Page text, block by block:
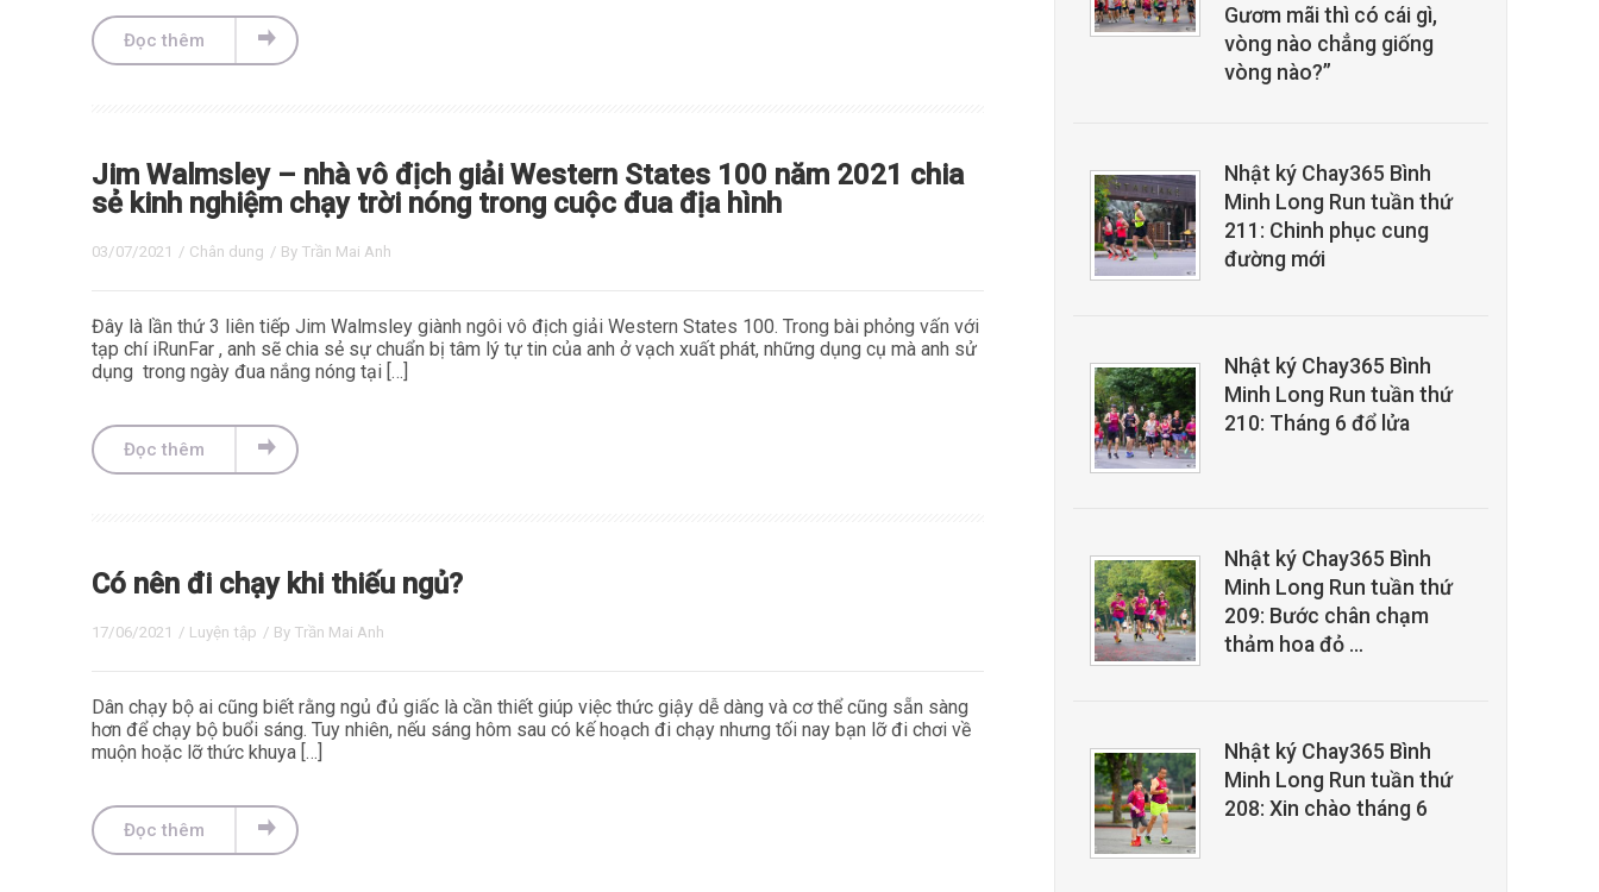
Đọc thêm
Jim Walmsley – nhà vô địch giải Western States 100 năm 2021 chia
sẻ kinh nghiệm chạy trời nóng trong cuộc đua địa hình
03/07/2021 / Chân dung / By Trần Mai Anh
Đây là lần thứ 3 liên tiếp Jim Walmsley giành ngôi vô địch giải Western States 100. Trong bài phỏng vấn với
tạp chí iRunFar , anh sẽ chia sẻ sự chuẩn bị tâm lý tự tin của anh ở vạch xuất phát, những dụng cụ mà anh sử
dụng trong ngày đua nắng nóng tại […]
Đọc thêm
Có nên đi chạy khi thiếu ngủ?
17/06/2021 / Luyện tập / By Trần Mai Anh
Dân chạy bộ ai cũng biết rằng ngủ đủ giấc là cần thiết giúp việc thức giậy dễ dàng và cơ thể cũng sẵn sàng
hơn để chạy bộ buổi sáng. Tuy nhiên, nếu sáng hôm sau có kế hoạch đi chạy nhưng tối nay bạn lỡ đi chơi về
muộn hoặc lỡ thức khuya […]
Đọc thêm
Gươm mãi thì có cái gì,
vòng nào chẳng giống
vòng nào?”
Nhật ký Chay365 Bình
Minh Long Run tuần thứ
211: Chinh phục cung
đường mới
Nhật ký Chay365 Bình
Minh Long Run tuần thứ
210: Tháng 6 đổ lửa
Nhật ký Chay365 Bình
Minh Long Run tuần thứ
209: Bước chân chạm
thảm hoa đỏ …
Nhật ký Chay365 Bình
Minh Long Run tuần thứ
208: Xin chào tháng 6